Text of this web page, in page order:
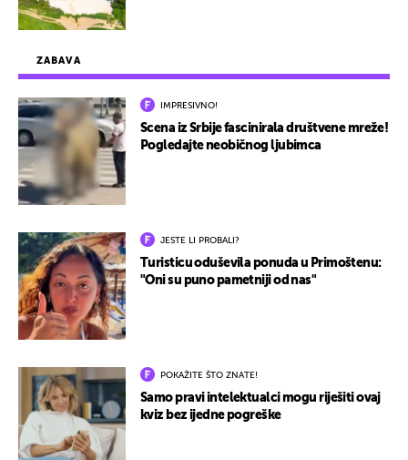
ZABAVA
IMPRESIVNO!
Scena iz Srbije fascinirala društvene mreže!
Pogledajte neobičnog ljubimca
JESTE LI PROBALI?
Turisticu oduševila ponuda u Primoštenu:
"Oni su puno pametniji od nas"
POKAŽITE ŠTO ZNATE!
Samo pravi intelektualci mogu riješiti ovaj
kviz bez ijedne pogreške